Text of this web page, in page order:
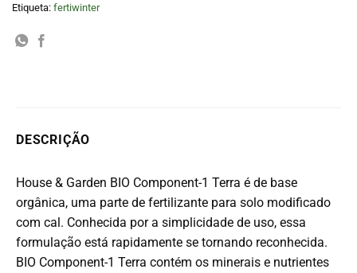
Etiqueta: fertiwinter
DESCRIÇÃO
House & Garden BIO Component-1 Terra é de base
orgânica, uma parte de fertilizante para solo modificado
com cal. Conhecida por a simplicidade de uso, essa
formulação está rapidamente se tornando reconhecida.
BIO Component-1 Terra contém os minerais e nutrientes